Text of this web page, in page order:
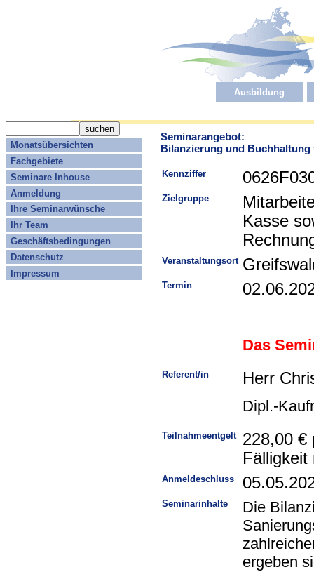
Ausbildung
Monatsübersichten
Fachgebiete
Seminare Inhouse
Anmeldung
Ihre Seminarwünsche
Ihr Team
Geschäftsbedingungen
Datenschutz
Impressum
Seminarangebot:
Bilanzierung und
Kennziffer
Zielgruppe
Kasse
Veranstaltungsort
Termin
Das
Referent/in Herr
Dipl.-
Teilnahmeentgelt
228,00 €
Fälligkeit
Anmeldeschluss
Seminarinhalte
Die
ergeben